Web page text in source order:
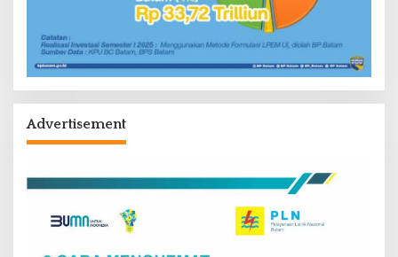
Advertisement